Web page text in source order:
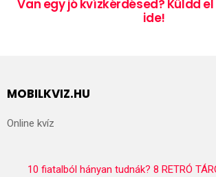
Van egy jó kvízkérdésed? Küldd
ide!
MOBILKVIZ.HU
Online kvíz
10 fiatalból hányan tudnák? 8 RETRÓ